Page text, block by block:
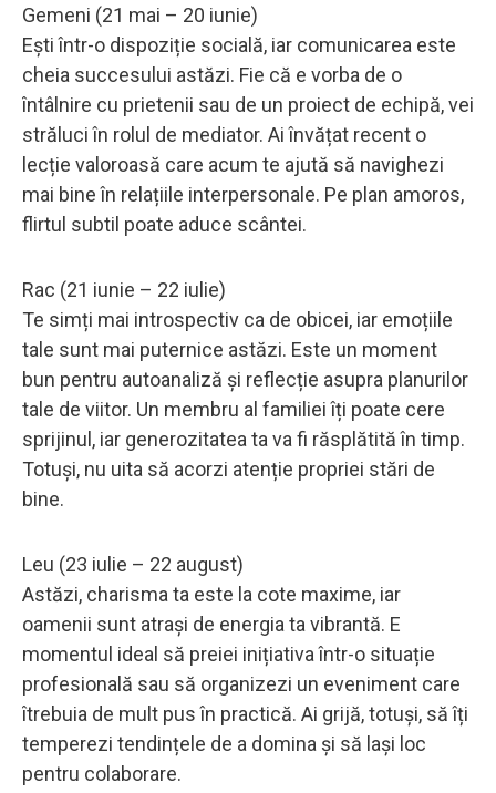
Gemeni (21 mai – 20 iunie)
Ești într-o dispoziție socială, iar comunicarea este
cheia succesului astăzi. Fie că e vorba de o
întâlnire cu prietenii sau de un proiect de echipă, vei
străluci în rolul de mediator. Ai învățat recent o
lecție valoroasă care acum te ajută să navighezi
mai bine în relațiile interpersonale. Pe plan amoros,
flirtul subtil poate aduce scântei.
Rac (21 iunie – 22 iulie)
Te simți mai introspectiv ca de obicei, iar emoțiile
tale sunt mai puternice astăzi. Este un moment
bun pentru autoanaliză și reflecție asupra planurilor
tale de viitor. Un membru al familiei îți poate cere
sprijinul, iar generozitatea ta va fi răsplătită în timp.
Totuși, nu uita să acorzi atenție propriei stări de
bine.
Leu (23 iulie – 22 august)
Astăzi, charisma ta este la cote maxime, iar
oamenii sunt atrași de energia ta vibrantă. E
momentul ideal să preiei inițiativa într-o situație
profesională sau să organizezi un eveniment care
îtrebuia de mult pus în practică. Ai grijă, totuși, să îți
temperezi tendințele de a domina și să lași loc
pentru colaborare.